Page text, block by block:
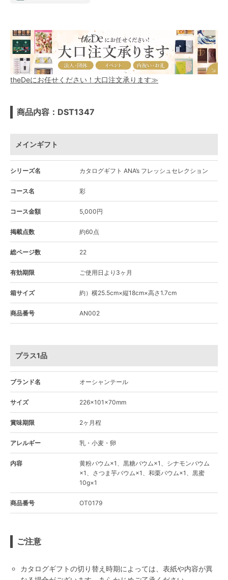
theDeにお任せください！大口注文承ります≫
商品内容：DST1347
メインギフト
シリーズ名 カタログギフト ANA’s フレッシュセレクション
コース名 彩
コース金額 5,000円
掲載点数 約60点
総ページ数 22
有効期限 ご使用日より3ヶ月
箱サイズ 約）横25.5cm×縦18cm×高さ1.7cm
商品番号 AN002
プラス1品
ブランド名 オーシャンテール
サイズ 226×101×70mm
賞味期限 2ヶ月程
アレルギー 乳・小麦・卵
内容
黄粉バウム×1、黒糖バウム×1、シナモンバウム
×1、さつま芋バウム×1、和栗バウム×1、黒蜜
10g×1
商品番号 OT0179
ご注意
カタログギフトの切り替え時期によっては、表紙や内容が異